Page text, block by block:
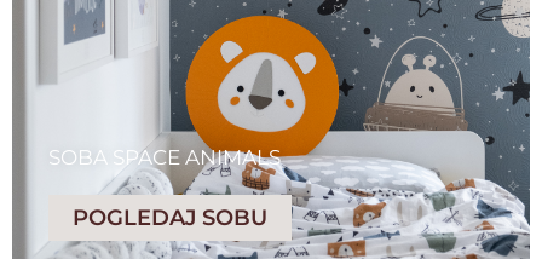
SOBA SPACE ANIMALS
POGLEDAJ SOBU